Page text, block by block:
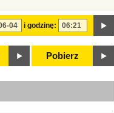
i godzinę:
Pobierz